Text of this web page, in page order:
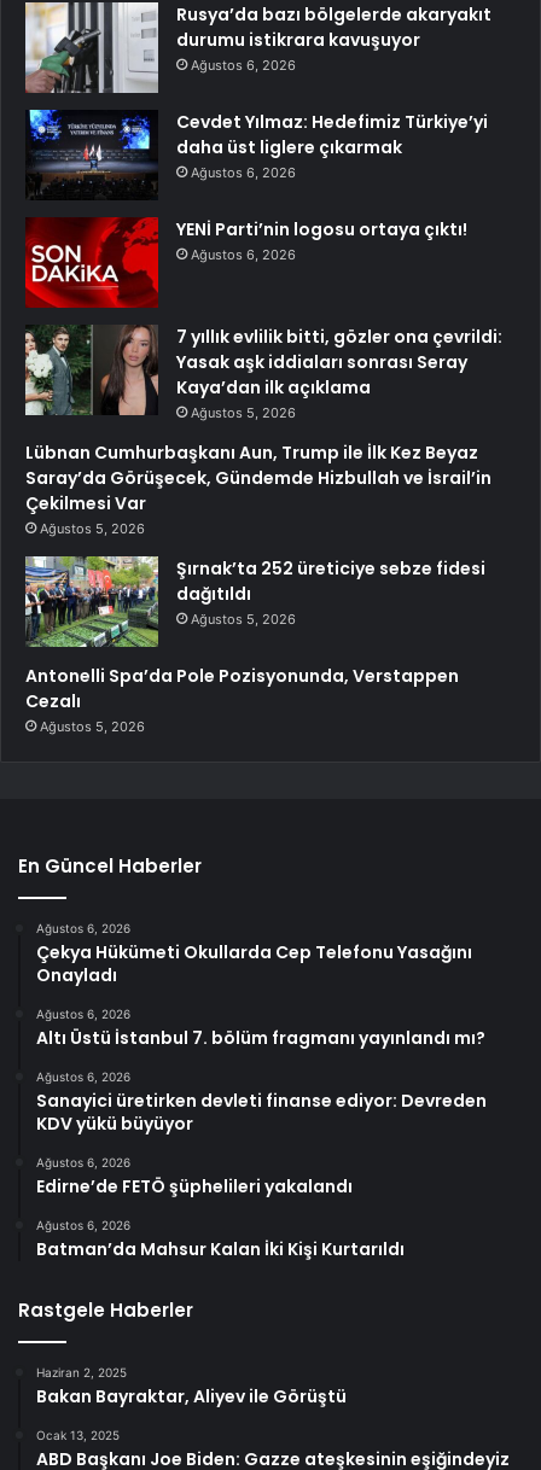
Rusya’da bazı bölgelerde akaryakıt
durumu istikrara kavuşuyor
Ağustos 6, 2026
Cevdet Yılmaz: Hedefimiz Türkiye’yi
daha üst liglere çıkarmak
Ağustos 6, 2026
YENİ Parti’nin logosu ortaya çıktı!
Ağustos 6, 2026
7 yıllık evlilik bitti, gözler ona çevrildi:
Yasak aşk iddiaları sonrası Seray
Kaya’dan ilk açıklama
Ağustos 5, 2026
Lübnan Cumhurbaşkanı Aun, Trump ile İlk Kez Beyaz
Saray’da Görüşecek, Gündemde Hizbullah ve İsrail’in
Çekilmesi Var
Ağustos 5, 2026
Şırnak’ta 252 üreticiye sebze fidesi
dağıtıldı
Ağustos 5, 2026
Antonelli Spa’da Pole Pozisyonunda, Verstappen
Cezalı
Ağustos 5, 2026
En Güncel Haberler
Ağustos 6, 2026
Çekya Hükümeti Okullarda Cep Telefonu Yasağını
Onayladı
Ağustos 6, 2026
Altı Üstü İstanbul 7. bölüm fragmanı yayınlandı mı?
Ağustos 6, 2026
Sanayici üretirken devleti finanse ediyor: Devreden
KDV yükü büyüyor
Ağustos 6, 2026
Edirne’de FETÖ şüphelileri yakalandı
Ağustos 6, 2026
Batman’da Mahsur Kalan İki Kişi Kurtarıldı
Rastgele Haberler
Haziran 2, 2025
Bakan Bayraktar, Aliyev ile Görüştü
Ocak 13, 2025
ABD Başkanı Joe Biden: Gazze ateşkesinin eşiğindeyiz